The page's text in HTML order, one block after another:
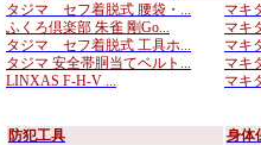
タジマ セフ着脱式 腰袋・...
ふくろ倶楽部 朱雀 剛Go...
タジマ セフ着脱式 工具ホ...
タジマ 安全帯胴当てベルト...
LINXAS F-H-V ...
マキ
マキ
マキ
マキ
マキ
防犯工具
身体